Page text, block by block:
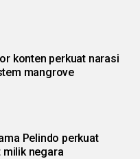
konten perkuat narasi
mangrove
Pelindo perkuat
milik negara